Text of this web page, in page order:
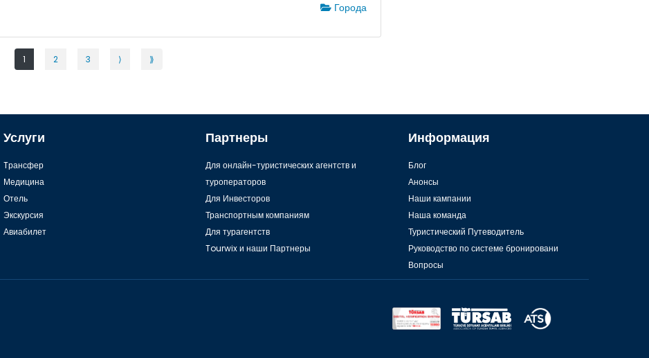
Города
1 2 3 ⟩ ⟫
Услуги
Tрансфер
Медицина
Отель
Экскурсия
Авиабилет
Партнеры
Для онлайн-туристических агентств и
туроператоров
Для Инвесторов
Транспортным компаниям
Для турагентств
Tourwix и наши Партнеры
Информация
Блог
Анонсы
Наши кампании
Наша команда
Туристический Путеводитель
Руководство по системе бронировани
Вопросы